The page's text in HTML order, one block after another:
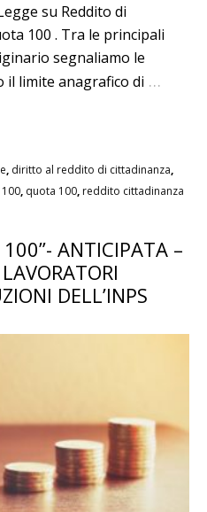
su Reddito di
100 . Tra le principali
segnaliamo le
il limite anagrafico di …
, diritto al reddito di cittadinanza,
, quota 100, reddito cittadinanza
ANTICIPATA –
DELL’INPS